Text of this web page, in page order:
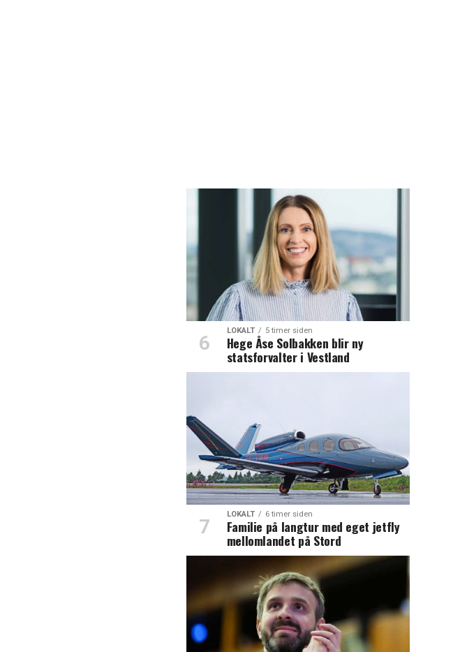
LOKALT 5 timer siden
Hege Åse Solbakken blir ny
statsforvalter i Vestland
LOKALT 6 timer siden
Familie på langtur med eget jetfly
mellomlandet på Stord